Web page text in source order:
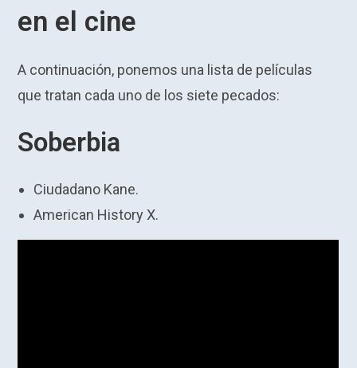
en el cine
A continuación, ponemos una lista de películas
que tratan cada uno de los siete pecados:
Soberbia
Ciudadano Kane.
American History X.